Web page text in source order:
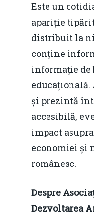
Este un
apariție
distribuit la
conține
informație de
educațională.
și prezintă
accesibilă,
impact
economiei și
românesc.
Despre
Dezvoltarea